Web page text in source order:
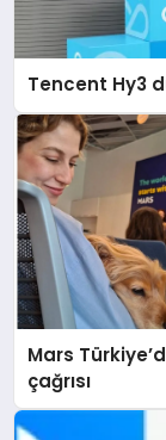
Tencent Hy3
Mars
çağrısı